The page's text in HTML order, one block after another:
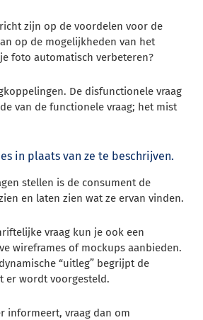
zijn op de voordelen voor de
op de mogelijkheden van het
foto automatisch verbeteren?
De disfunctionele vraag
van de functionele vraag; het mist
in plaats van ze te beschrijven.
stellen is de consument de
en laten zien wat ze ervan vinden.
vraag kun je ook een
wireframes of mockups aanbieden.
“uitleg” begrijpt de
er wordt voorgesteld.
informeert, vraag dan om